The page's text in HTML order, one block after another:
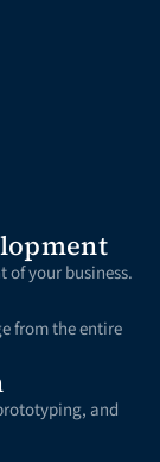
of your business.
from the entire
and